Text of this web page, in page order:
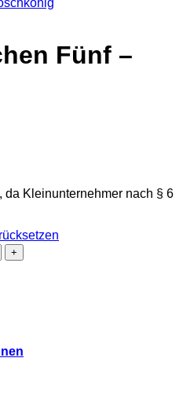
Fünf –
da Kleinunternehmer nach § 6